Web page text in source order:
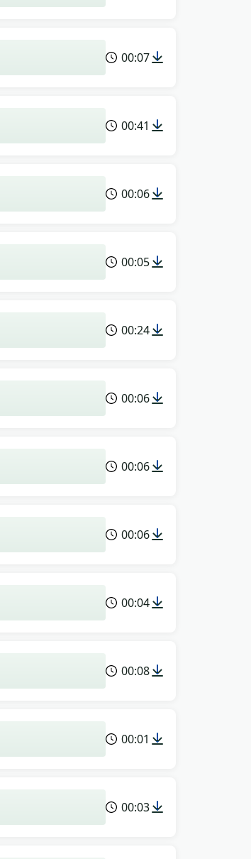
00:07
00:41
00:06
00:05
00:24
00:06
00:06
00:06
00:04
00:08
00:01
00:03